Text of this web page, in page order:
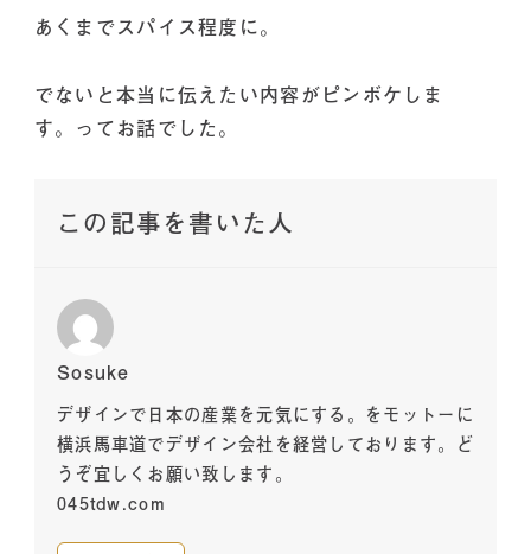
あくまでスパイス程度に。
でないと本当に伝えたい内容がピンボケしま
す。ってお話でした。
この記事を書いた人
Sosuke
デザインで日本の産業を元気にする。をモットーに
横浜馬車道でデザイン会社を経営しております。ど
うぞ宜しくお願い致します。
045tdw.com